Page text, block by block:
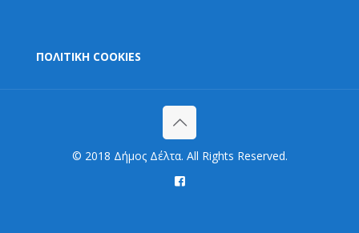
ΠΟΛΙΤΙΚΗ COOKIES
© 2018 Δήμος Δέλτα. All Rights Reserved.